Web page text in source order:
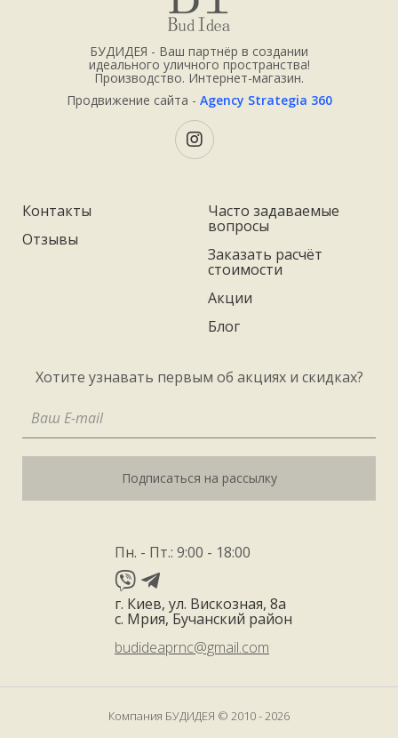
БУДИДЕЯ - Ваш партнёр в создании
идеального уличного пространства!
Производство. Интернет-магазин.
Продвижение сайта - Agency Strategia 360
Контакты
Отзывы
Часто задаваемые
вопросы
Заказать расчёт
стоимости
Акции
Блог
Хотите узнавать первым об акциях и скидках?
Подписаться на рассылку
Пн. - Пт.: 9:00 - 18:00
г. Киев, ул. Вискозная, 8а
с. Мрия, Бучанский район
budideaprnc@gmail.com
Компания БУДИДЕЯ © 2010 - 2026